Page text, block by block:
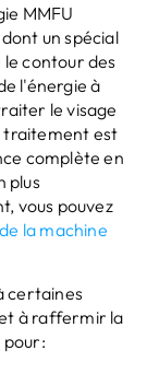
MMFU
un spécial
contour des
l'énergie à
le visage
traitement est
complète en
plus
vous pouvez
la machine
certaines
à raffermir la
pour: